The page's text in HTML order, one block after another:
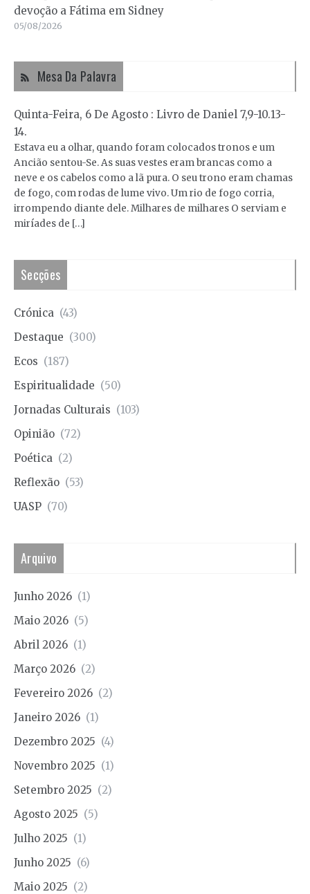
devoção a Fátima em Sidney
05/08/2026
Mesa Da Palavra
Quinta-Feira, 6 De Agosto : Livro de Daniel 7,9-10.13-
14.
Estava eu a olhar, quando foram colocados tronos e um
Ancião sentou-Se. As suas vestes eram brancas como a
neve e os cabelos como a lã pura. O seu trono eram chamas
de fogo, com rodas de lume vivo. Um rio de fogo corria,
irrompendo diante dele. Milhares de milhares O serviam e
miríades de […]
Secções
Crónica (43)
Destaque (300)
Ecos (187)
Espiritualidade (50)
Jornadas Culturais (103)
Opinião (72)
Poética (2)
Reflexão (53)
UASP (70)
Arquivo
Junho 2026 (1)
Maio 2026 (5)
Abril 2026 (1)
Março 2026 (2)
Fevereiro 2026 (2)
Janeiro 2026 (1)
Dezembro 2025 (4)
Novembro 2025 (1)
Setembro 2025 (2)
Agosto 2025 (5)
Julho 2025 (1)
Junho 2025 (6)
Maio 2025 (2)